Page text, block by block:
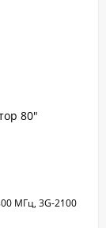
80"
МГц, 3G-2100